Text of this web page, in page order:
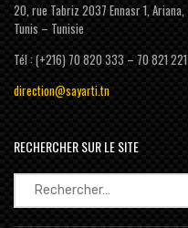
20, rue Tabriz 2037 Ennasr 1, Ariana,
Tunis – Tunisie
Tél : (+216) 70 820 333 – 70 821 221
direction@sayarti.tn
RECHERCHER SUR LE SITE
Rechercher :